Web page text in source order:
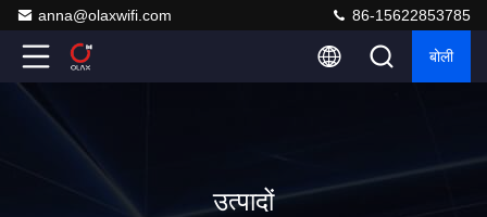
anna@olaxwifi.com 86-15622853785
बोली
उत्पादों